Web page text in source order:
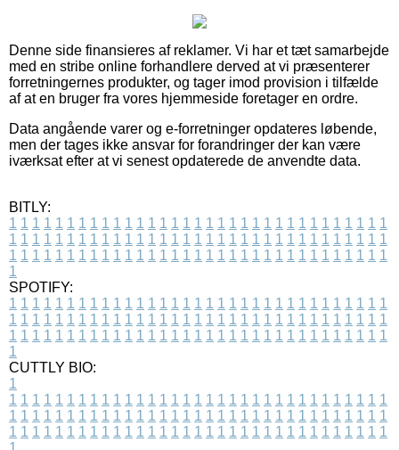
Denne side finansieres af reklamer. Vi har et tæt samarbejde
med en stribe online forhandlere derved at vi præsenterer
forretningernes produkter, og tager imod provision i tilfælde
af at en bruger fra vores hjemmeside foretager en ordre.
Data angående varer og e-forretninger opdateres løbende,
men der tages ikke ansvar for forandringer der kan være
iværksat efter at vi senest opdaterede de anvendte data.
BITLY:
1 1 1 1 1 1 1 1 1 1 1 1 1 1 1 1 1 1 1 1 1 1 1 1 1 1 1 1 1 1 1 1 1
1 1 1 1 1 1 1 1 1 1 1 1 1 1 1 1 1 1 1 1 1 1 1 1 1 1 1 1 1 1 1 1 1
1 1 1 1 1 1 1 1 1 1 1 1 1 1 1 1 1 1 1 1 1 1 1 1 1 1 1 1 1 1 1 1 1
1
SPOTIFY:
1 1 1 1 1 1 1 1 1 1 1 1 1 1 1 1 1 1 1 1 1 1 1 1 1 1 1 1 1 1 1 1 1
1 1 1 1 1 1 1 1 1 1 1 1 1 1 1 1 1 1 1 1 1 1 1 1 1 1 1 1 1 1 1 1 1
1 1 1 1 1 1 1 1 1 1 1 1 1 1 1 1 1 1 1 1 1 1 1 1 1 1 1 1 1 1 1 1 1
1
CUTTLY BIO:
1
1 1 1 1 1 1 1 1 1 1 1 1 1 1 1 1 1 1 1 1 1 1 1 1 1 1 1 1 1 1 1 1 1
1 1 1 1 1 1 1 1 1 1 1 1 1 1 1 1 1 1 1 1 1 1 1 1 1 1 1 1 1 1 1 1 1
1 1 1 1 1 1 1 1 1 1 1 1 1 1 1 1 1 1 1 1 1 1 1 1 1 1 1 1 1 1 1 1 1